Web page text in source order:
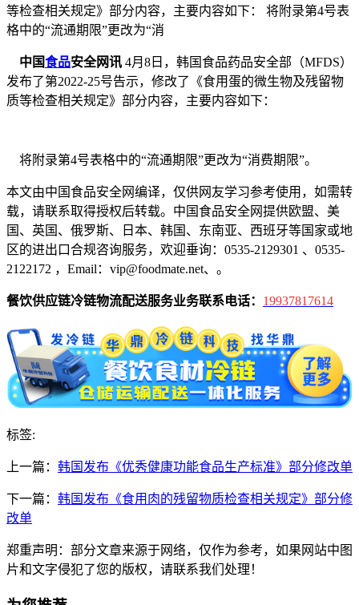
等检查相关规定》部分内容，主要内容如下： 将附录第4号表
格中的“流通期限”更改为“消
中国食品安全网讯 4月8日，韩国食品药品安全部（MFDS）
发布了第2022-25号告示，修改了《食用蛋的微生物及残留物
质等检查相关规定》部分内容，主要内容如下：
将附录第4号表格中的“流通期限”更改为“消费期限”。
本文由中国食品安全网编译，仅供网友学习参考使用，如需转
载，请联系取得授权后转载。中国食品安全网提供欧盟、美
国、英国、俄罗斯、日本、韩国、东南亚、西班牙等国家或地
区的进出口合规咨询服务，欢迎垂询：0535-2129301 、0535-
2122172 ，Email：vip@foodmate.net、。
餐饮供应链冷链物流配送服务业务联系电话： 19937817614
标签:
上一篇： 韩国发布《优秀健康功能食品生产标准》部分修改单
下一篇： 韩国发布《食用肉的残留物质检查相关规定》部分修
改单
郑重声明：部分文章来源于网络，仅作为参考，如果网站中图
片和文字侵犯了您的版权，请联系我们处理！